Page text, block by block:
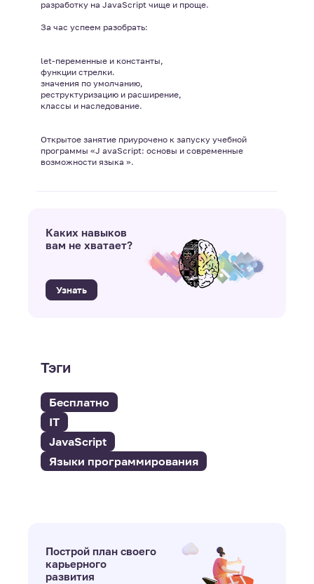
разработку на JavaScript чище и проще.
За час успеем разобрать:
let-переменные и константы,
функции стрелки.
значения по умолчанию,
реструктуризацию и расширение,
классы и наследование.
Открытое занятие приурочено к запуску учебной
программы «J avaScript: основы и современные
Каких навыков
вам не хватает?
Узнать
Тэги
Бесплатно
IT
JavaScript
Языки программирования
Построй план своего
карьерного
развития